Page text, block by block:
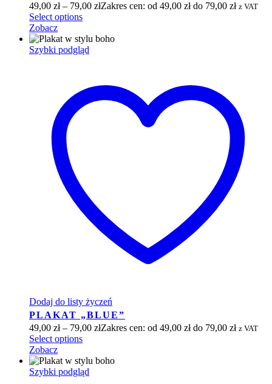
49,00 zł – 79,00 złZakres cen: od 49,00 zł do 79,00 zł z VAT
Select options
Zobacz
Szybki podgląd
Dodaj do listy życzeń
PLAKAT „BLUE”
49,00 zł – 79,00 złZakres cen: od 49,00 zł do 79,00 zł z VAT
Select options
Zobacz
Szybki podgląd